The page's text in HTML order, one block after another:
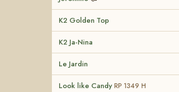
K2 Golden Top
K2 Ja-Nina
Le Jardin
Look like Candy RP 1349 H